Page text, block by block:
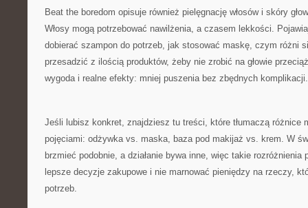
Beat the boredom opisuje również pielęgnację włosów i skóry
Włosy mogą potrzebować nawilżenia, a czasem lekkości.
dobierać szampon do potrzeb, jak stosować maskę, czym różni
przesadzić z ilością produktów, żeby nie zrobić na głowie
wygoda i realne efekty: mniej puszenia bez zbędnych komplikacji.
Jeśli lubisz konkret, znajdziesz tu treści, które tłumaczą różnice
pojęciami: odżywka vs. maska, baza pod makijaż vs. krem. W
brzmieć podobnie, a działanie bywa inne, więc takie rozróżnienia
lepsze decyzje zakupowe i nie marnować pieniędzy na rzeczy,
potrzeb.